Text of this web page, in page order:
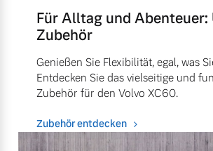
Für Alltag und Abenteuer:
Zubehör
Genießen Sie Flexibilität, egal, was
Entdecken Sie das vielseitige und
Zubehör für den Volvo XC60.
Zubehör entdecken